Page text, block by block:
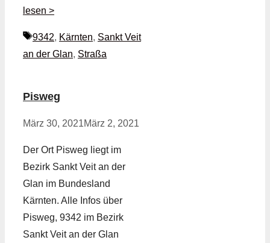
lesen >
Schlagwörter
9342, Kärnten, Sankt Veit
an der Glan, Straßa
Pisweg
März 30, 2021März 2, 2021
Der Ort Pisweg liegt im
Bezirk Sankt Veit an der
Glan im Bundesland
Kärnten. Alle Infos über
Pisweg, 9342 im Bezirk
Sankt Veit an der Glan